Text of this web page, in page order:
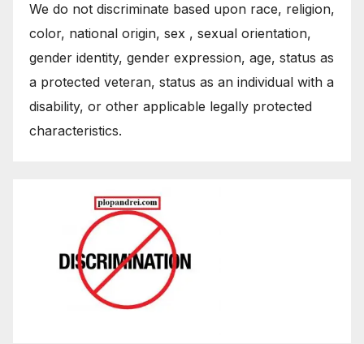
We do not discriminate based upon race, religion,
color, national origin, sex , sexual orientation,
gender identity, gender expression, age, status as
a protected veteran, status as an individual with a
disability, or other applicable legally protected
characteristics.